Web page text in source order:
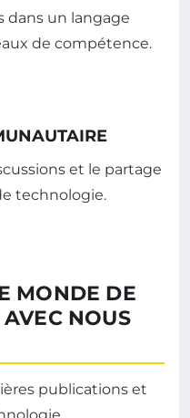
dans un langage
de compétence.
et le partage
technologie.
MONDE DE
NOUS
publications et